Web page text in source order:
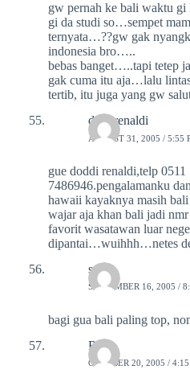
gw pernah ke bali waktu
gi da studi so…sempet
ternyata…??gw gak
indonesia bro…..
bebas banget…..tapi tetep
gak cuma itu aja…lalu
tertib, itu juga yang gw
dodi renaldi
AUGUST 31, 2005 / 5:55
gue doddi renaldi,telp 0511
7486946.pengalamanku
hawaii kayaknya masih
wajar aja khan bali jadi
favorit wasatawan luar
dipantai…wuihhh…netes
suhe
SEPTEMBER 16, 2005 /
bagi gua bali paling top,
RIA
OCTOBER 20, 2005 /